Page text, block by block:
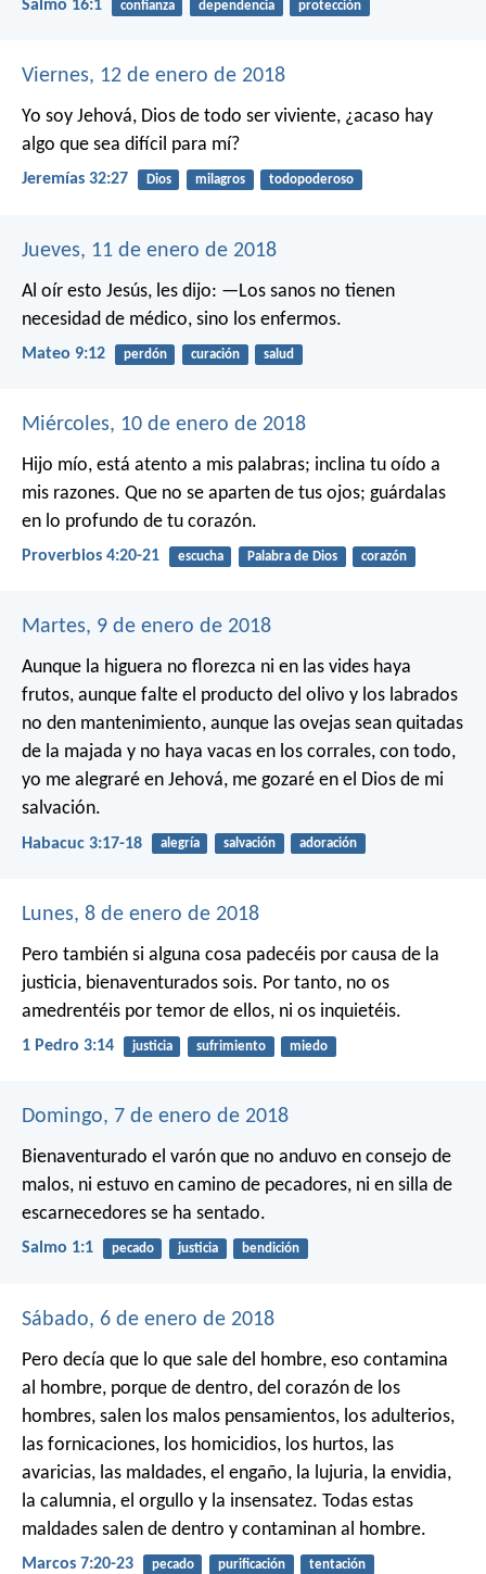
Salmo 16:1 confianza dependencia protección
Viernes, 12 de enero de 2018
Yo soy Jehová, Dios de todo ser viviente, ¿acaso hay
algo que sea difícil para mí?
Jeremías 32:27 Dios milagros todopoderoso
Jueves, 11 de enero de 2018
Al oír esto Jesús, les dijo: —Los sanos no tienen
necesidad de médico, sino los enfermos.
Mateo 9:12 perdón curación salud
Miércoles, 10 de enero de 2018
Hijo mío, está atento a mis palabras; inclina tu oído a
mis razones. Que no se aparten de tus ojos; guárdalas
en lo profundo de tu corazón.
Proverbios 4:20-21 escucha Palabra de Dios corazón
Martes, 9 de enero de 2018
Aunque la higuera no florezca ni en las vides haya
frutos, aunque falte el producto del olivo y los labrados
no den mantenimiento, aunque las ovejas sean quitadas
de la majada y no haya vacas en los corrales, con todo,
yo me alegraré en Jehová, me gozaré en el Dios de mi
salvación.
Habacuc 3:17-18 alegría salvación adoración
Lunes, 8 de enero de 2018
Pero también si alguna cosa padecéis por causa de la
justicia, bienaventurados sois. Por tanto, no os
amedrentéis por temor de ellos, ni os inquietéis.
1 Pedro 3:14 justicia sufrimiento miedo
Domingo, 7 de enero de 2018
Bienaventurado el varón que no anduvo en consejo de
malos, ni estuvo en camino de pecadores, ni en silla de
escarnecedores se ha sentado.
Salmo 1:1 pecado justicia bendición
Sábado, 6 de enero de 2018
Pero decía que lo que sale del hombre, eso contamina
al hombre, porque de dentro, del corazón de los
hombres, salen los malos pensamientos, los adulterios,
las fornicaciones, los homicidios, los hurtos, las
avaricias, las maldades, el engaño, la lujuria, la envidia,
la calumnia, el orgullo y la insensatez. Todas estas
maldades salen de dentro y contaminan al hombre.
Marcos 7:20-23 pecado purificación tentación